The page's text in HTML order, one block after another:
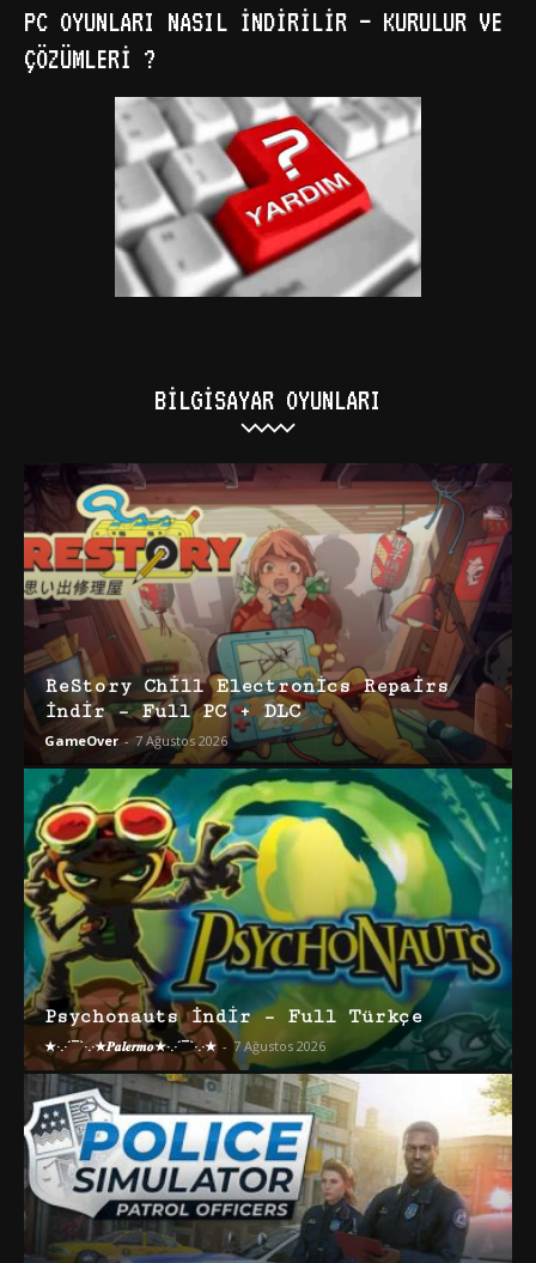
PC OYUNLARI NASIL İNDIRILIR – KURULUR VE
ÇÖZÜMLERI ?
BILGISAYAR OYUNLARI
ReStory Chill Electronics Repairs
İndir – Full PC + DLC
GameOver - 7 Ağustos 2026
Psychonauts İndir – Full Türkçe
★·.·´¯`·.·★𝑷𝒂𝒍𝒆𝒓𝒎𝒐★·.·´¯`·.·★ - 7 Ağustos 2026